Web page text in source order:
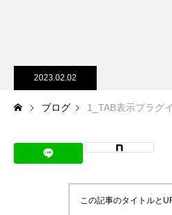
PluginAdaptiX Service Guide
HP/EC/Design/Logo
制作実績
COMPANY
2023.02.02
ブログ 1_TAB表示プラグ
この記事のタイトルと